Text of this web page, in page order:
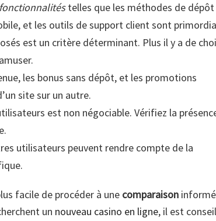
fonctionnalitéstelles que les méthodes de
et les outils de support client sont
est un critère déterminant. Plus il y a de
les bonus sans dépôt, et les promotions
site sur un autre.
est non négociable. Vérifiez la
utilisateurs peuvent rendre compte de la
facile de procéder à une comparaison
un nouveau casino en ligne, il est